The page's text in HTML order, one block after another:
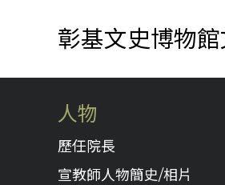
彰基文史博物
人物
歷任院長
宣教師人物簡史/相片